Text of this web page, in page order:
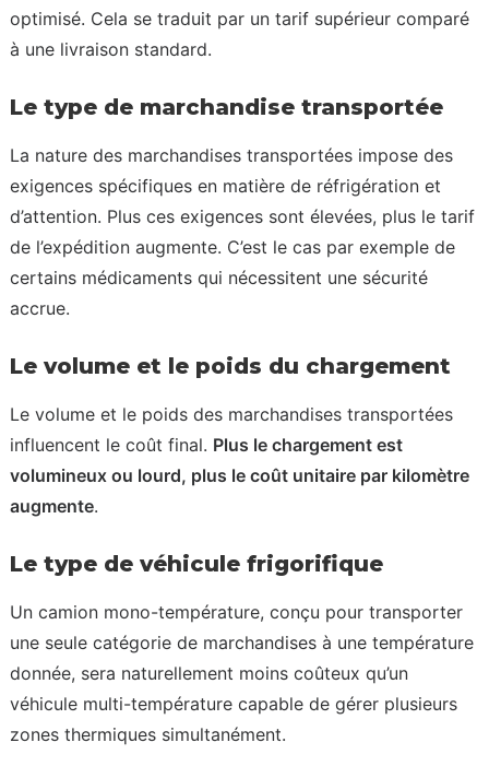
optimisé. Cela se traduit par un tarif supérieur comparé
à une livraison standard.
Le type de marchandise transportée
La nature des marchandises transportées impose des
exigences spécifiques en matière de réfrigération et
d’attention. Plus ces exigences sont élevées, plus le tarif
de l’expédition augmente. C’est le cas par exemple de
certains médicaments qui nécessitent une sécurité
accrue.
Le volume et le poids du chargement
Le volume et le poids des marchandises transportées
influencent le coût final. Plus le chargement est
volumineux ou lourd, plus le coût unitaire par kilomètre
augmente.
Le type de véhicule frigorifique
Un camion mono-température, conçu pour transporter
une seule catégorie de marchandises à une température
donnée, sera naturellement moins coûteux qu’un
véhicule multi-température capable de gérer plusieurs
zones thermiques simultanément.